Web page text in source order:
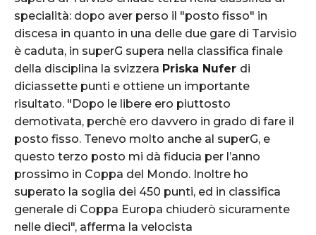
specialità: dopo aver perso il "posto fisso" in
discesa in quanto in una delle due gare di Tarvisio
è caduta, in superG supera nella classifica finale
della disciplina la svizzera Priska Nufer di
diciassette punti e ottiene un importante
risultato. "Dopo le libere ero piuttosto
demotivata, perchè ero davvero in grado di fare il
posto fisso. Tenevo molto anche al superG, e
questo terzo posto mi dà fiducia per l’anno
prossimo in Coppa del Mondo. Inoltre ho
superato la soglia dei 450 punti, ed in classifica
generale di Coppa Europa chiuderò sicuramente
nelle dieci", afferma la velocista